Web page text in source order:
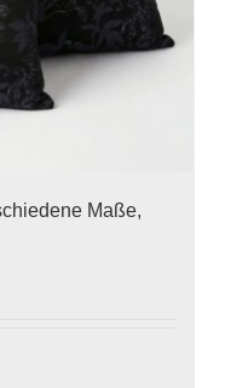
Maße,